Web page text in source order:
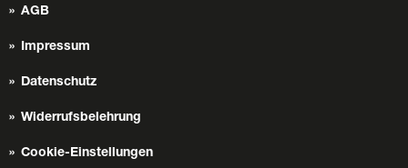
AGB
Impressum
Datenschutz
Widerrufsbelehrung
Cookie-Einstellungen